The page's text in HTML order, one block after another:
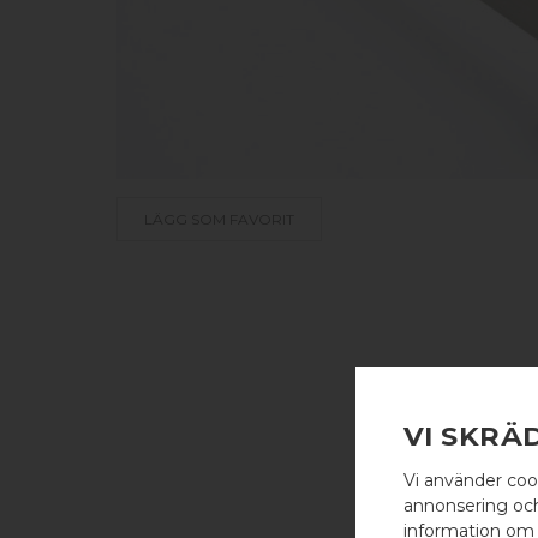
VI
Vi använder
annonsering
information om